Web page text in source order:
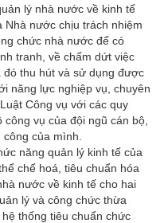
lý nhà nước về kinh tế
Nhà nước chịu trách nhiệm
chức nhà nước để có
tranh, về chấm dứt việc
thu hút và sử dụng được
năng lực nghiệp vụ, chuyên
Công vụ với các quy
vụ của đội ngũ cán bộ,
của mình.
năng quản lý kinh tế của
chế hoá, tiêu chuẩn hóa
nước về kinh tế cho hai
lý và công chức thừa
thống tiêu chuẩn chức